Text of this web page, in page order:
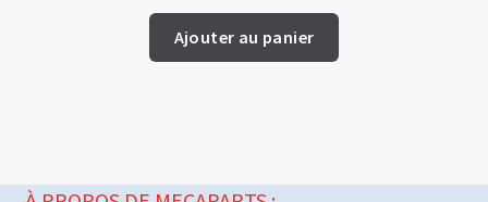
Ajouter au panier